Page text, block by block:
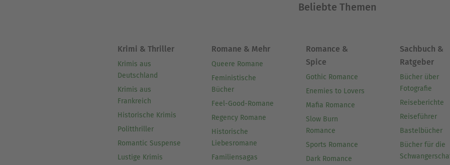
Beliebte Themen
Krimi & Thriller
Krimis aus
Deutschland
Krimis aus
Frankreich
Historische Krimis
Politthriller
Romantic Suspense
Lustige Krimis
Romane & Mehr
Queere Romane
Feministische
Bücher
Feel-Good-Romane
Regency Romane
Historische
Liebesromane
Familiensagas
Romance &
Spice
Gothic Romance
Enemies to Lovers
Mafia Romance
Slow Burn
Romance
Sports Romance
Dark Romance
Sachbuch &
Ratgeber
Bücher über
Fotografie
Reiseberichte
Reiseführer
Bastelbücher
Bücher für die